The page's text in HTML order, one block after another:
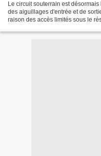
Le circuit souterrain est
des aiguillages d'entrée et de
raison des accès limités sous le